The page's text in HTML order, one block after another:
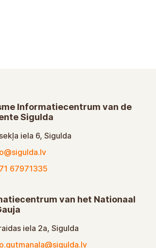
Informatiecentrum van de
Sigulda
iela 6, Sigulda
67971335
van het Nationaal